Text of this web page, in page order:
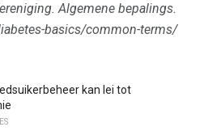
Algemene bepalings.
basics/common-terms/
kan lei tot